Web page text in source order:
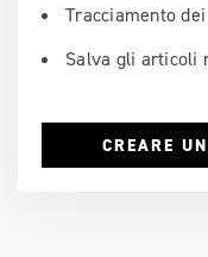
Tracciamento
Salva gli articoli
CREARE